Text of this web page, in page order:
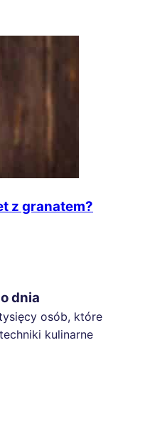
z granatem?
dnia
osób, które
kulinarne